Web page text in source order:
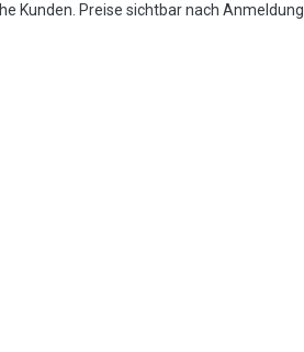
Kunden. Preise sichtbar nach Anmeldung